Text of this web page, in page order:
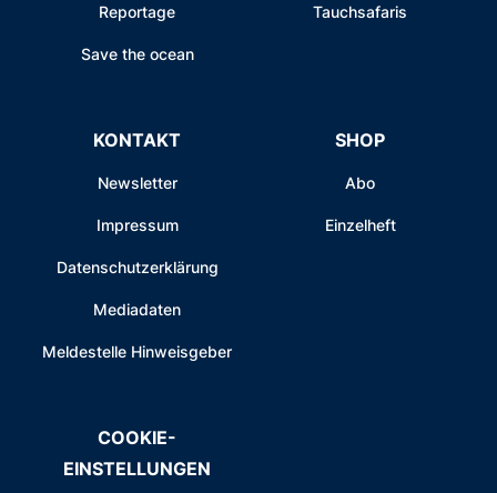
Reportage
Save the ocean
Tauchsafaris
KONTAKT
Newsletter
Impressum
Datenschutzerklärung
Mediadaten
Meldestelle Hinweisgeber
SHOP
Abo
Einzelheft
COOKIE-
EINSTELLUNGEN